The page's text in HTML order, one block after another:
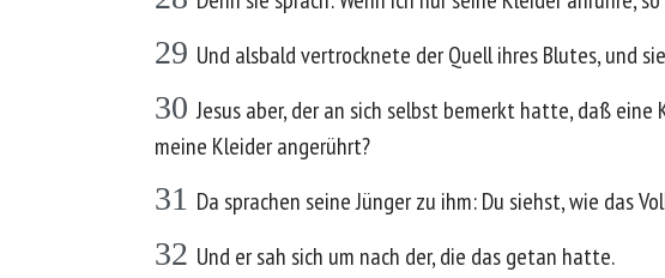
29 Und alsbald vertrocknete der Quell ihres Blutes, und
30 Jesus aber, der an sich selbst bemerkt hatte, daß
meine Kleider angerührt?
31 Da sprachen seine Jünger zu ihm: Du siehst, wie das
32 Und er sah sich um nach der, die das getan hatte.